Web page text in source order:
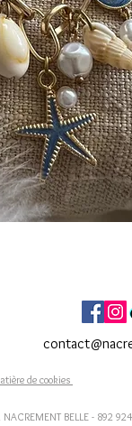
de cookies
BELLE - 892